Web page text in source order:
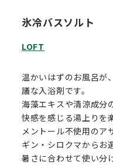
氷冷バスソルト
LOFT
温かいはずのお風呂が
議な入浴剤です。
海藻エキスや清涼成分
快感を感じる湯上りを
メントール不使用のア
ギン・シロクマからお
暑さに合わせて使い分